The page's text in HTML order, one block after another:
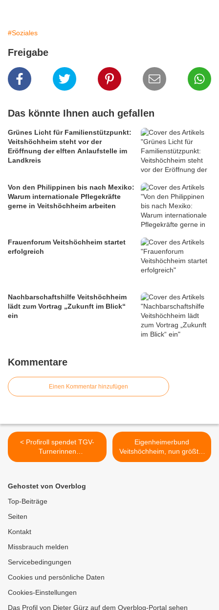
#Soziales
Freigabe
Das könnte Ihnen auch gefallen
Grünes Licht für Familienstützpunkt:
Veitshöchheim steht vor der
Eröffnung der elften Anlaufstelle im
Landkreis
Von den Philippinen bis nach Mexiko:
Warum internationale Pflegekräfte
gerne in Veitshöchheim arbeiten
Frauenforum Veitshöchheim startet
erfolgreich
Nachbarschaftshilfe Veitshöchheim
lädt zum Vortrag „Zukunft im Blick“
ein
Kommentare
Einen Kommentar hinzufügen
< Profiroll spendet TGV-
Turnerinnen
Trainingsanzüge -
Gemeinde
Eigenheimerbund
Veitshöchheim, nun größter
Verein des
Gehostet von Overblog
Top-Beiträge
Seiten
Kontakt
Missbrauch melden
Servicebedingungen
Cookies und persönliche Daten
Cookies-Einstellungen
Das Profil von Dieter Gürz auf dem Overblog-Portal sehen